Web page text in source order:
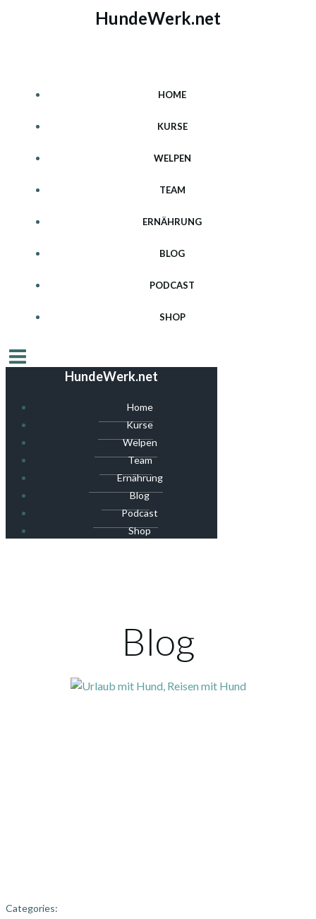
HundeWerk.net
HOME
KURSE
WELPEN
TEAM
ERNÄHRUNG
BLOG
PODCAST
SHOP
HundeWerk.net
Home
Kurse
Welpen
Team
Ernährung
Blog
Podcast
Shop
Blog
Categories: